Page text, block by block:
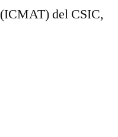
del CSIC,